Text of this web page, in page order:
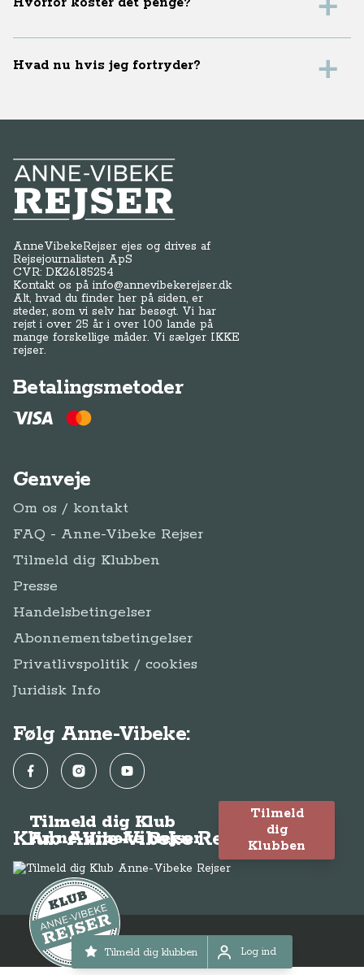
Tilmeld dig klubben Log ind
Log ind
Hvad nu hvis jeg fortryder?
Anne-Vibeke Rejser
AnneVibekeRejser ejes og drives af
Rejsejournalisten ApS
CVR: DK26185254
Kontakt os påinfo@annevibekerejser.dk
Alt, hvad du finder her på siden, er
steder, som vi selv har besøgt. Vi har
rejst i over 25 år i over 100 lande på
mange forskellige måder. Vi sælger IKKE
rejser.
Betalingsmetoder
Genveje
Om os / kontakt
FAQ - Anne-Vibeke Rejser
Tilmeld dig Klubben
Presse
Handelsbetingelser
Abonnementsbetingelser
Privatlivspolitik / cookies
Juridisk Info
Følg Anne-Vibeke:
FacebookInstagramYouTube
Klub Anne-Vibeke Rejser
Tilmeld dig Klub
Anne-Vibeke Rejser
Tilmeld
dig
Klubben
© Anne-Vibeke Rejser 2026